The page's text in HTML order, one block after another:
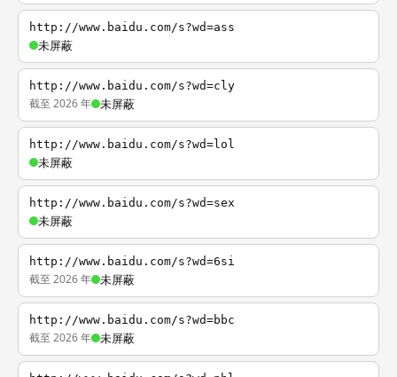
http://www.baidu.com/s?wd=ass
未屏蔽
http://www.baidu.com/s?wd=cly
截至 2026 年 未屏蔽
http://www.baidu.com/s?wd=lol
未屏蔽
http://www.baidu.com/s?wd=sex
未屏蔽
http://www.baidu.com/s?wd=6si
截至 2026 年 未屏蔽
http://www.baidu.com/s?wd=bbc
截至 2026 年 未屏蔽